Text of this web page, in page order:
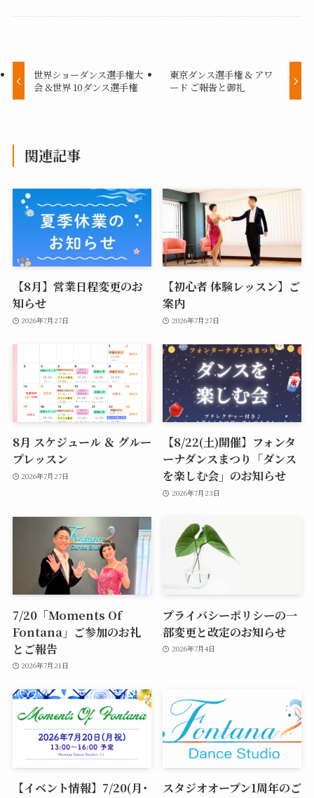
世界ショーダンス選手権大
会 &世界 10ダンス選手権
東京ダンス選手権 & アワ
ード ご報告と御礼
関連記事
【8月】営業日程変更のお
知らせ
2026年7月27日
【初心者 体験レッスン】ご
案内
2026年7月27日
8月 スケジュール ＆ グルー
プレッスン
2026年7月27日
【8/22(土)開催】フォンタ
ーナダンスまつり「ダンス
を楽しむ会」のお知らせ
2026年7月23日
7/20「Moments Of
Fontana」ご参加のお礼
とご報告
2026年7月21日
プライバシーポリシーの一
部変更と改定のお知らせ
2026年7月4日
【イベント情報】7/20(月･
スタジオオープン1周年のご